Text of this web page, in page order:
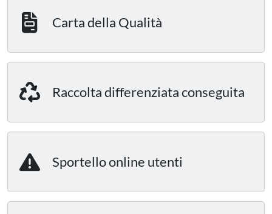
Carta della Qualità
Raccolta differenziata conseguita
Sportello online utenti